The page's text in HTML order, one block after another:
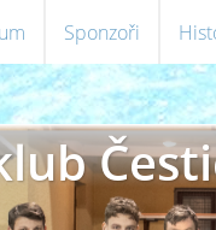
Sponzoři